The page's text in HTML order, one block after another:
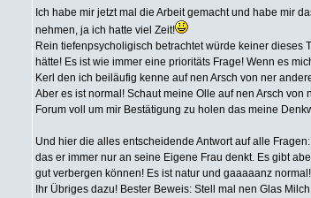
Ich habe mir jetzt mal die Arbeit gemacht und habe mir
nehmen, ja ich hatte viel Zeit!
Rein tiefenpsycholigisch betrachtet würde keiner
hätte! Es ist wie immer eine prioritäts Frage! Wenn es
Kerl den ich beiläufig kenne auf nen Arsch von ner
Aber es ist normal! Schaut meine Olle auf nen Arsch
Forum voll um mir Bestätigung zu holen das meine
Und hier die alles entscheidende Antwort auf alle
das er immer nur an seine Eigene Frau denkt. Es gibt
gut verbergen können! Es ist natur und gaaaaanz
Ihr Übriges dazu! Bester Beweis: Stell mal nen Glas